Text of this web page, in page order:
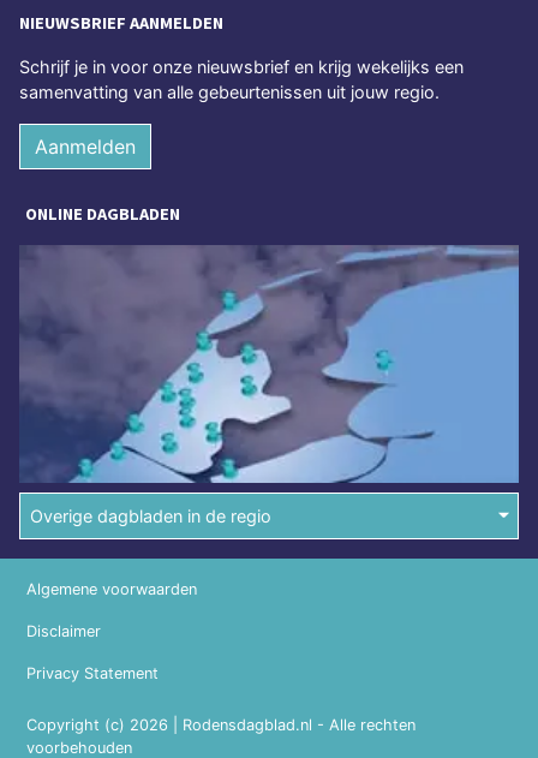
NIEUWSBRIEF AANMELDEN
Schrijf je in voor onze nieuwsbrief en krijg wekelijks een
samenvatting van alle gebeurtenissen uit jouw regio.
Aanmelden
ONLINE DAGBLADEN
Overige dagbladen in de regio
Copyright (c) 2026 | Rodensdagblad.nl - Alle rechten
voorbehouden
Algemene voorwaarden
Disclaimer
Privacy Statement